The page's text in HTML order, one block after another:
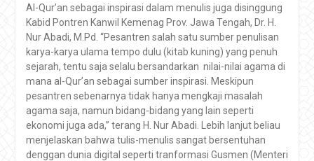
Al-Qur’an sebagai inspirasi dalam menulis juga disinggung
Kabid Pontren Kanwil Kemenag Prov. Jawa Tengah, Dr. H.
Nur Abadi, M.Pd. “Pesantren salah satu sumber penulisan
karya-karya ulama tempo dulu (kitab kuning) yang penuh
sejarah, tentu saja selalu bersandarkan nilai-nilai agama di
mana al-Qur’an sebagai sumber inspirasi. Meskipun
pesantren sebenarnya tidak hanya mengkaji masalah
agama saja, namun bidang-bidang yang lain seperti
ekonomi juga ada,” terang H. Nur Abadi. Lebih lanjut beliau
menjelaskan bahwa tulis-menulis sangat bersentuhan
denggan dunia digital seperti tranformasi Gusmen (Menteri